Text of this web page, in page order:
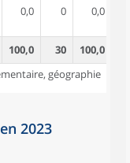
0,0 0 0,0
100,0 30
100,0
géographie
2023